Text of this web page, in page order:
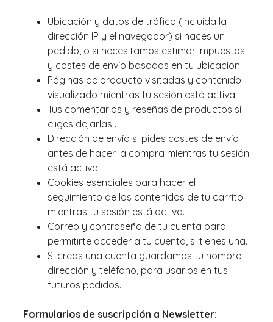
Ubicación y datos de tráfico (incluida la
dirección IP y el navegador) si haces un
pedido, o si necesitamos estimar impuestos
y costes de envío basados en tu ubicación.
Páginas de producto visitadas y contenido
visualizado mientras tu sesión está activa.
Tus comentarios y reseñas de productos si
eliges dejarlas .
Dirección de envío si pides costes de envío
antes de hacer la compra mientras tu sesión
está activa.
Cookies esenciales para hacer el
seguimiento de los contenidos de tu carrito
mientras tu sesión está activa.
Correo y contraseña de tu cuenta para
permitirte acceder a tu cuenta, si tienes una.
Si creas una cuenta guardamos tu nombre,
dirección y teléfono, para usarlos en tus
futuros pedidos.
Formularios de suscripción a Newsletter: